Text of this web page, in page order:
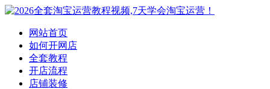
网站首页
如何开网店
全套教程
开店流程
店铺装修